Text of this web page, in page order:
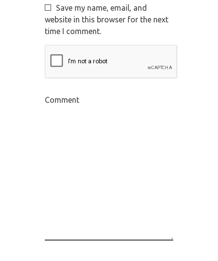
Save my name, email, and
website in this browser for the next
time I comment.
Comment